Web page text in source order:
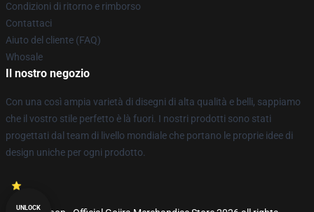
Condizioni di ritorno e rimborso
Contattaci
Aiuto del cliente (FAQ)
Whosale
Il nostro negozio
Con una così ampia varietà di disegni di alta qualità e belli, sappiamo
che il vostro stile perfetto è là fuori. I nostri prodotti sono stati
progettati dal team di livello mondiale che portano le proprie idee di
design uniche per ogni prodotto.
UNLOCK